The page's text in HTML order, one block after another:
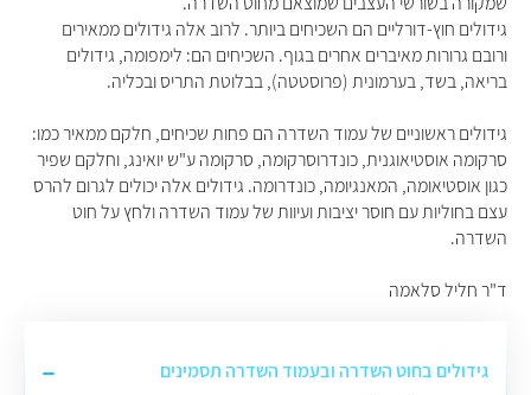
גידולים חוץ-דורליים הם השכיחים ביותר. לרוב אלה גידולים ממאירים
ורובם גרורות מאיברים אחרים בגוף. השכיחים הם: לימפומה, גידולים
בריאה, בשד, בערמונית (פרוסטטה), בבלוטת התריס ובכליה.
גידולים ראשוניים של עמוד השדרה הם פחות שכיחים, חלקם ממאיר כמו:
סרקומה אוסטיאוגנית, כונדרוסרקומה, סרקומה ע"ש יואינג, וחלקם שפיר
כגון אוסטיאומה, המאנגיומה, כונדרומה. גידולים אלה יכולים לגרום להרס
עצם בחוליות עם חוסר יציבות ועיוות של עמוד השדרה ולחץ על חוט
השדרה.
ד"ר חליל סלאמה
גידולים בחוט השדרה ובעמוד השדרה תסמינים